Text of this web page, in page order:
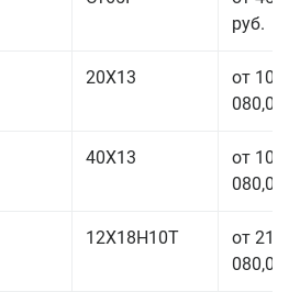
руб.
20Х13
от 103
080,00
40Х13
от 103
080,00
12Х18Н10Т
от 212
080,00